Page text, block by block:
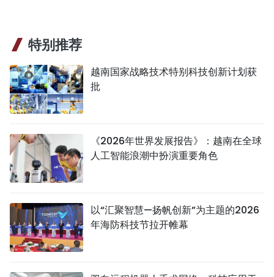
特别推荐
越南国家战略技术特别科技创新计划获
批
《2026年世界发展报告》：越南在全球
人工智能浪潮中扮演重要角色
以“汇聚智慧—扬帆创新”为主题的2026
年海防科技节拉开帷幕